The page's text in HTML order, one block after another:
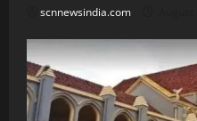
scnnewsindia.com